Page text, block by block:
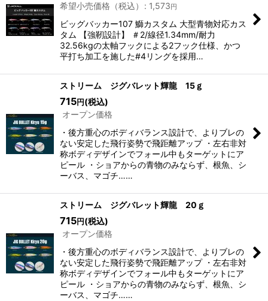
希望小売価格（税込）
: 1,573 円
ビッグバッカー107 鰤カスタム 大型青物対応カス
タム 【強靭設計】 ＃2/線径1.34mm/耐力
32.56kgの太軸フックによる2フック仕様、かつ
平打ち加工を施した#4リングを採用…
ストリーム ジグバレット輝龍 15ｇ
715円 (税込)
オープン価格
・後方重心のボディバランス設計で、よりブレの
ない安定した飛行姿勢で飛距離アップ ・左右非対
称ボディデザインでフォール中もターゲットにア
ピール ・ショアからの青物のみならず、根魚、シ
ーバス、マゴチ……
ストリーム ジグバレット輝龍 20ｇ
715円 (税込)
オープン価格
・後方重心のボディバランス設計で、よりブレの
ない安定した飛行姿勢で飛距離アップ ・左右非対
称ボディデザインでフォール中もターゲットにア
ピール ・ショアからの青物のみならず、根魚、シ
ーバス、マゴチ……